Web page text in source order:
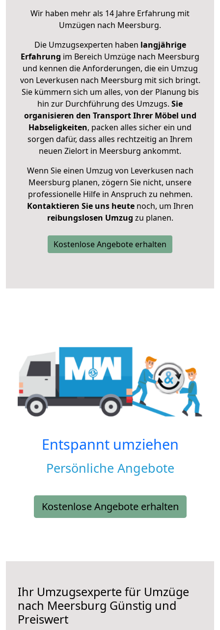
Wir haben mehr als 14 Jahre Erfahrung mit
Umzügen nach Meersburg.
Die Umzugsexperten haben langjährige
Erfahrung im Bereich Umzüge nach Meersburg
und kennen die Anforderungen, die ein Umzug
von Leverkusen nach Meersburg mit sich bringt.
Sie kümmern sich um alles, von der Planung bis
hin zur Durchführung des Umzugs. Sie
organisieren den Transport Ihrer Möbel und
Habseligkeiten, packen alles sicher ein und
sorgen dafür, dass alles rechtzeitig an Ihrem
neuen Zielort in Meersburg ankommt.
Wenn Sie einen Umzug von Leverkusen nach
Meersburg planen, zögern Sie nicht, unsere
professionelle Hilfe in Anspruch zu nehmen.
Kontaktieren Sie uns heutenoch, um Ihren
reibungslosen Umzug zu planen.
Kostenlose Angebote erhalten
Entspannt umziehen
Persönliche Angebote
Kostenlose Angebote erhalten
Ihr Umzugsexperte für Umzüge
nach Meersburg Günstig und
Preiswert